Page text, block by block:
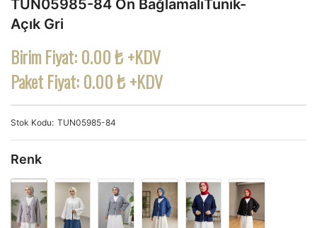
TUN05985-84 Ön BağlamalıTunik-
Açık Gri
Birim Fiyat:0.00 ₺ +KDV
Paket Fiyat:0.00 ₺ +KDV
Stok Kodu TUN05985-84
Renk